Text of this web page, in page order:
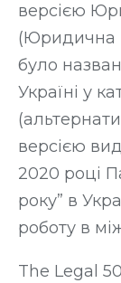
версією
(Юридична
було
Україні у
версією
2020 році
року” в
роботу в
The Legal